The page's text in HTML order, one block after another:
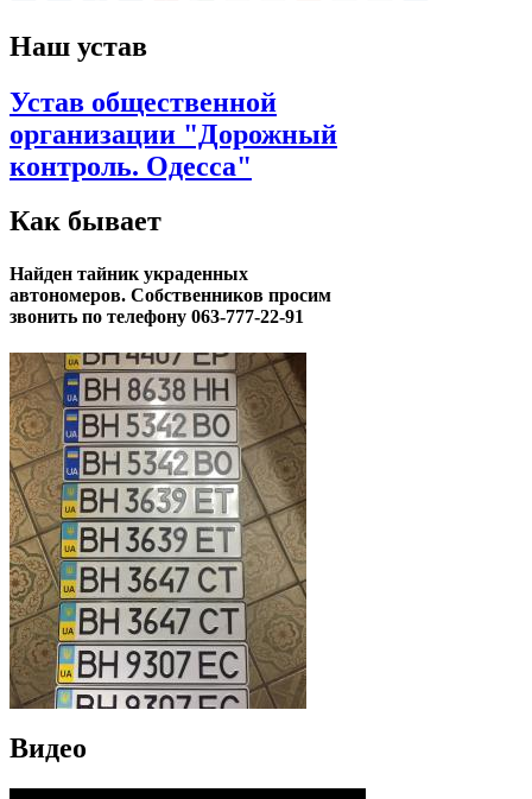
Наш устав
Устав общественной
организации "Дорожный
контроль. Одесса"
Как бывает
Найден тайник украденных
автономеров. Собственников просим
звонить по телефону 063-777-22-91
Видео